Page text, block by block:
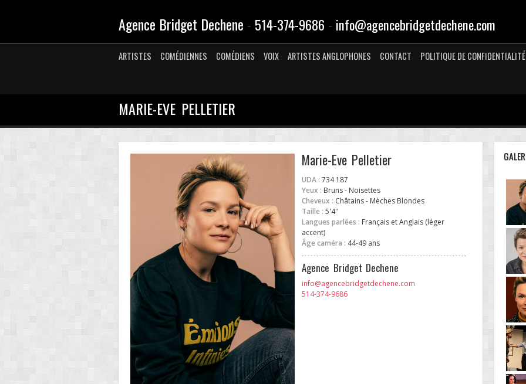
Agence Bridget Dechene - 514-374-9686 - info@agencebridgetdechene.com
ARTISTES COMÉDIENNES COMÉDIENS VOIX ARTISTES ANGLOPHONES CONTACT POLITIQUE DE CONFIDENTIALITÉ
MARIE-EVE PELLETIER
Marie-Eve Pelletier
UDA : 734 187
Yeux : Bruns - Noisettes
Cheveux : Châtains - Mèches Blondes
Taille : 5'4''
Langues parlées : Français et Anglais (léger
accent)
Âge caméra : 44-49 ans
Agence Bridget Dechene
info@agencebridgetdechene.com
514-374-9686